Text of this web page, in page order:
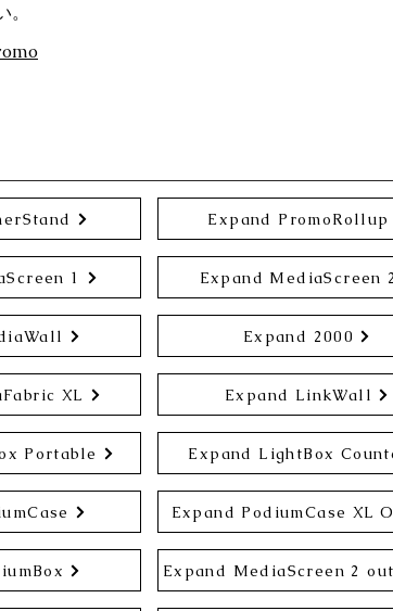
1
XL
Portable
Expand PromoRollup
Expand MediaScreen 2
Expand 2000
Expand LinkWall
Expand LightBox
Expand PodiumCase XL
Expand MediaScreen 2